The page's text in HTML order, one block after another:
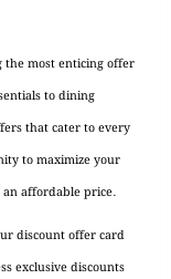
the most enticing offer
to dining
that cater to every
to maximize your
affordable price.
discount offer card
exclusive discounts